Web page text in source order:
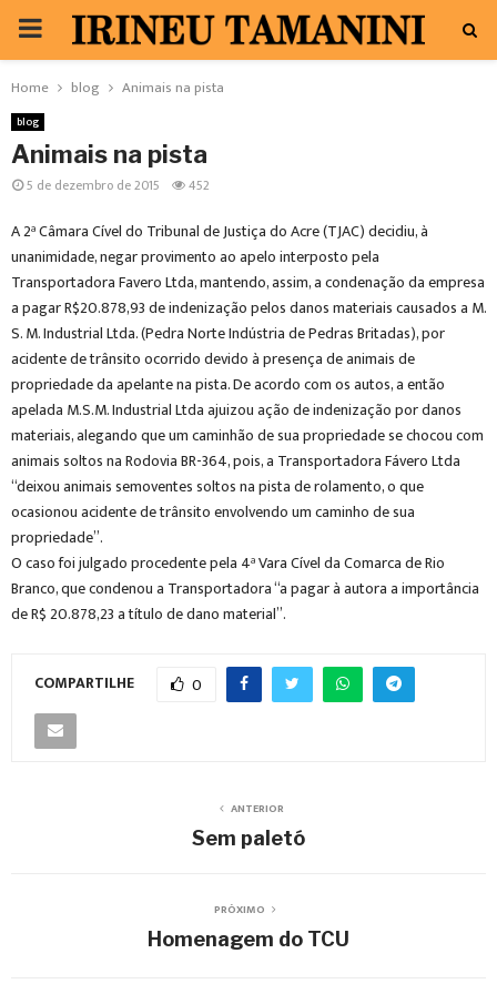
PRIMARY
MENU
Home blog Animais na pista
blog
Animais na pista
5 de dezembro de 2015 452
A 2ª Câmara Cível do Tribunal de Justiça do Acre (TJAC) decidiu, à
unanimidade, negar provimento ao apelo interposto pela
Transportadora Favero Ltda, mantendo, assim, a condenação da empresa
a pagar R$20.878,93 de indenização pelos danos materiais causados a M.
S. M. Industrial Ltda. (Pedra Norte Indústria de Pedras Britadas), por
acidente de trânsito ocorrido devido à presença de animais de
propriedade da apelante na pista. De acordo com os autos, a então
apelada M.S.M. Industrial Ltda ajuizou ação de indenização por danos
materiais, alegando que um caminhão de sua propriedade se chocou com
animais soltos na Rodovia BR-364, pois, a Transportadora Fávero Ltda
“deixou animais semoventes soltos na pista de rolamento, o que
ocasionou acidente de trânsito envolvendo um caminho de sua
propriedade”.
O caso foi julgado procedente pela 4ª Vara Cível da Comarca de Rio
Branco, que condenou a Transportadora “a pagar à autora a importância
de R$ 20.878,23 a título de dano material”.
COMPARTILHE 0
ANTERIOR
Sem paletó
PRÓXIMO
Homenagem do TCU